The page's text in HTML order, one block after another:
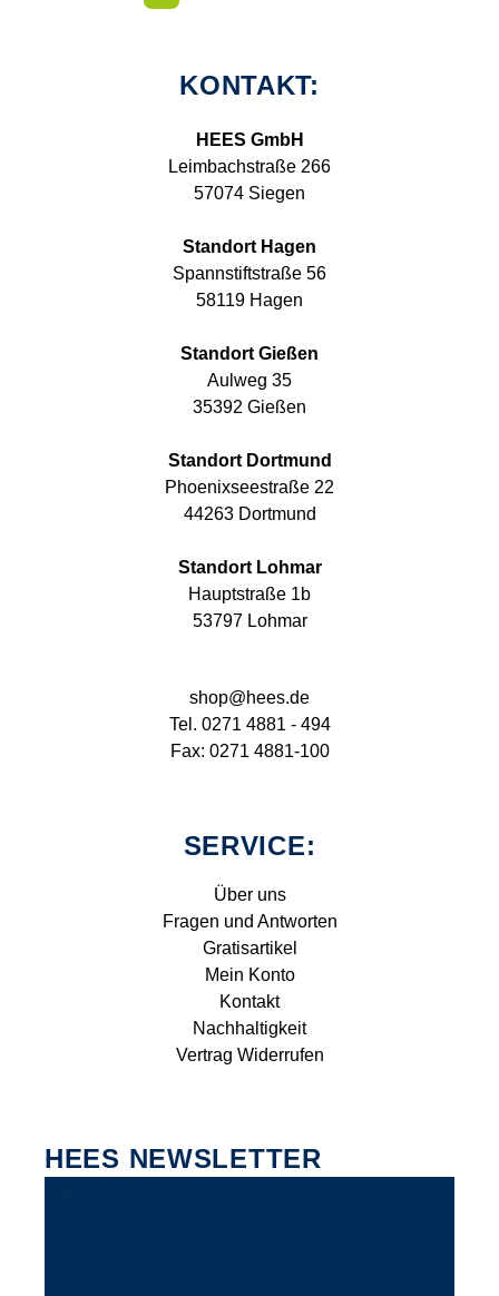
KONTAKT:
HEES GmbH
Leimbachstraße 266
57074 Siegen
Standort Hagen
Spannstiftstraße 56
58119 Hagen
Standort Gießen
Aulweg 35
35392 Gießen
Standort Dortmund
Phoenixseestraße 22
44263 Dortmund
Standort Lohmar
Hauptstraße 1b
53797 Lohmar
shop@hees.de
Tel. 0271 4881 - 494
Fax: 0271 4881-100
SERVICE:
Über uns
Fragen und Antworten
Gratisartikel
Mein Konto
Kontakt
Nachhaltigkeit
Vertrag Widerrufen
HEES NEWSLETTER